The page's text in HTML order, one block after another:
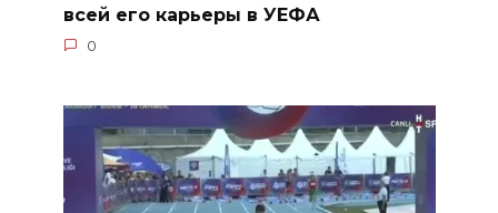
всей его карьеры в УЕФА
0